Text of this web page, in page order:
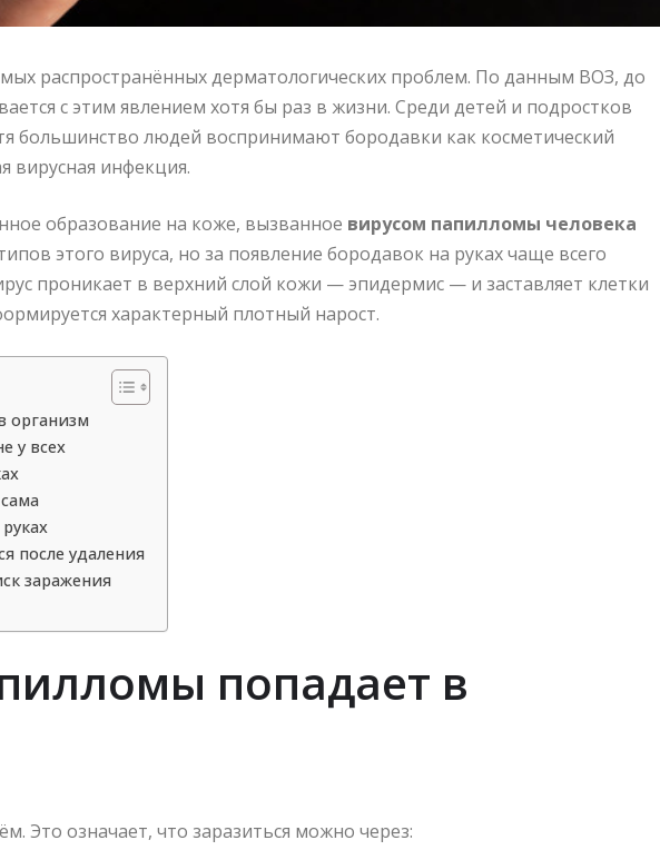
распространённых дерматологических проблем. По данным ВОЗ, до
с этим явлением хотя бы раз в жизни. Среди детей и подростков
большинство людей воспринимают бородавки как косметический
вирусная инфекция.
образование на коже, вызванное вирусом папилломы человека
этого вируса, но за появление бородавок на руках чаще всего
проникает в верхний слой кожи — эпидермис — и заставляет клетки
характерный плотный нарост.
организм
у всех
после удаления
заражения
попадает в
Это означает, что заразиться можно через: